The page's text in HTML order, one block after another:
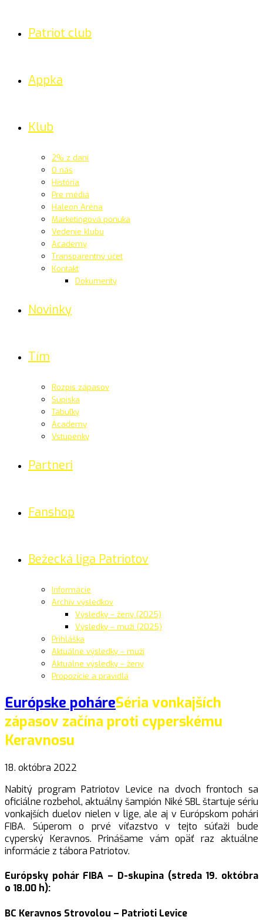
Patriot club
Appka
Klub
2% z daní
O nás
História
Pre médiá
Haleon Aréna
Marketingová ponuka
Vedenie klubu
Academy
Transparentný účet
Kontakt
Dokumenty
Novinky
Tím
Rozpis zápasov
Súpiska
Tabuľky
Academy
Vstupenky
Partneri
Fanshop
Bežecká liga Patriotov
Informácie
Archív výsledkov
Výsledky – ženy (2025)
Výsledky – muži (2025)
Prihláška
Aktuálne výsledky – muži
Aktuálne výsledky – ženy
Propozície a pravidlá
Európske poháreSéria vonkajších
zápasov začína proti cyperskému
Keravnosu
18. októbra 2022
Nabitý program Patriotov Levice na dvoch frontoch sa
oficiálne rozbehol, aktuálny šampión Niké SBL štartuje sériu
vonkajších duelov nielen v lige, ale aj v Európskom pohári
FIBA. Súperom o prvé víťazstvo v tejto súťaži bude
cyperský Keravnos. Prinášame vám opäť raz aktuálne
informácie z tábora Patriotov.
Európsky pohár FIBA – D-skupina (streda 19. októbra
o 18.00 h):
BC Keravnos Strovolou – Patrioti Levice